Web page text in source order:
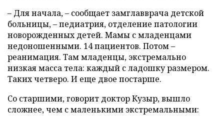
– Для начала, – сообщает замглавврача детской
больницы, – педиатрия, отделение патологии
новорожденных детей. Мамы с младенцами
недоношенными. 14 пациентов. Потом –
реанимация. Там младенцы, экстремально
низкая масса тела: каждый с ладошку размером.
Таких четверо. И еще двое постарше.
Со старшими, говорит доктор Кузыр, вышло
сложнее, чем с маленькими экстремальными: